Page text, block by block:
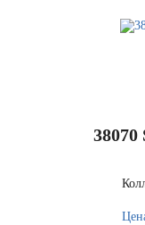
38070